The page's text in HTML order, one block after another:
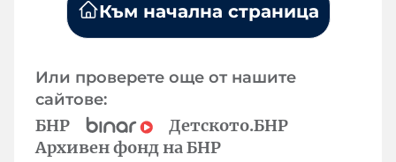
Към начална страница
Или проверете още от нашите
сайтове:
БНР
Детското.БНР
Архивен фонд на БНР